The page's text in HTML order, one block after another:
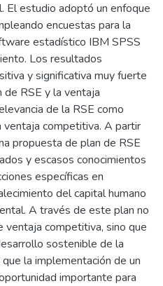
El estudio adoptó un enfoque
encuestas para la
estadístico IBM SPSS
Los resultados
y significativa muy fuerte
RSE y la ventaja
de la RSE como
ventaja competitiva. A partir
propuesta de plan de RSE
y escasos conocimientos
específicas en
del capital humano
A través de este plan no
ventaja competitiva, sino que
sostenible de la
la implementación de un
importante para